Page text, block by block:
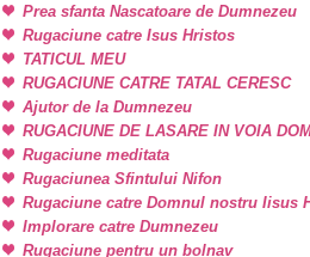
Prea sfanta Nascatoare de Dumnezeu
Rugaciune catre Isus Hristos
TATICUL MEU
RUGACIUNE CATRE TATAL CERESC
Ajutor de la Dumnezeu
RUGACIUNE DE LASARE IN VOIA
Rugaciune meditata
Rugaciunea Sfintului Nifon
Rugaciune catre Domnul nostru Iisus
Implorare catre Dumnezeu
Rugaciune pentru un bolnav